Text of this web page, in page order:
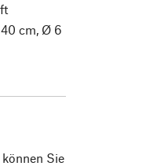
cm, Ø 6
Sie